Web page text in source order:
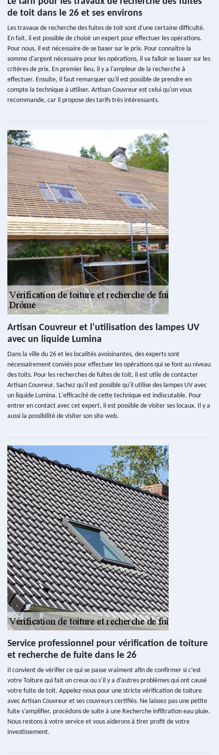
de toit dans le 26 et ses environs
Les travaux de recherche des fuites de toit sont d'une certaine difficulté.
En fait, il est possible de choisir un expert pour effectuer les opérations.
Pour nous, il est nécessaire de se baser sur le prix. Pour connaître la
somme d'argent nécessaire pour les opérations, il va falloir se baser sur les
critères de prix. En premier lieu, il y a l'ampleur de la recherche à
effectuer. Ensuite, il faut remarquer qu'il est possible de prendre en
compte la technique à utiliser. Artisan Couvreur est celui qu'on vous
recommande, car il propose des tarifs très intéressants.
Artisan Couvreur et l'utilisation des lampes UV
avec un liquide Lumina
Dans la ville du 26 et les localités avoisinantes, des experts sont
nécessairement conviés pour effectuer les opérations qui se font au niveau
des toits. Pour les recherches de fuites de toit, il est utile de contacter
Artisan Couvreur. Sachez qu'il est possible qu'il utilise des lampes UV avec
un liquide Lumina. L'efficacité de cette technique est indiscutable. Pour
entrer en contact avec cet expert, il est possible de visiter ses locaux. Il y a
aussi la possibilité de visiter son site web.
Service professionnel pour vérification de toiture
et recherche de fuite dans le 26
Il convient de vérifier ce qui se passe vraiment afin de confirmer si c’est
votre Toiture qui fait un creux ou s’il y a d’autres problèmes qui ont causé
votre fuite de toit. Appelez-nous pour une stricte vérification de toiture
avec Artisan Couvreur et ses couvreurs certifiés. Ne laissez pas une petite
fuite s’amplifier, procédons de suite à une Recherche infiltration eau pluie.
Nous restons à votre service et vous aiderons à tirer profit de votre
investissement.